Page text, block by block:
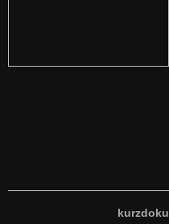
kurzdoku